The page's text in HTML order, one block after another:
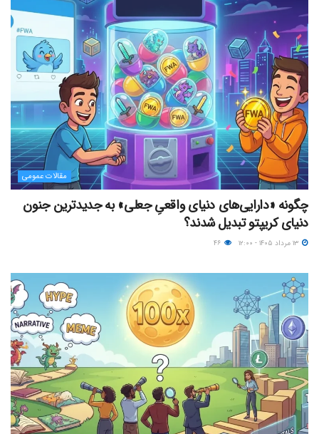
مقالات عمومی
چگونه «دارایی‌های دنیای واقعیِ جعلی» به جدیدترین جنون
دنیای کریپتو تبدیل شدند؟